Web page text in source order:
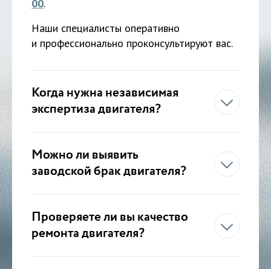
00.
Наши специалисты оперативно
и профессионально проконсультируют вас.
Когда нужна независимая
экспертиза двигателя?
Можно ли выявить
заводской брак двигателя?
Проверяете ли вы качество
ремонта двигателя?